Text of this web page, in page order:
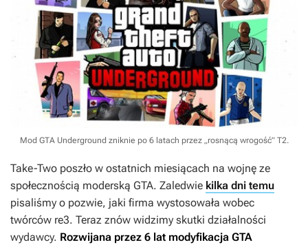
Mod GTA Underground zniknie po 6 latach przez „rosnącą wrogość” T2.
Take-Two poszło w ostatnich miesiącach na wojnę ze
społecznością moderską GTA. Zaledwie kilka dni temu
pisaliśmy o pozwie, jaki firma wystosowała wobec
twórców re3. Teraz znów widzimy skutki działalności
wydawcy. Rozwijana przez 6 lat modyfikacja GTA